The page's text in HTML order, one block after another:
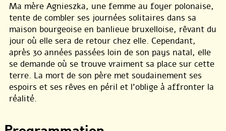
Ma mère Agnieszka, une femme au foyer polonaise,
tente de combler ses journées solitaires dans sa
maison bourgeoise en banlieue bruxelloise, rêvant du
jour où elle sera de retour chez elle. Cependant,
après 30 années passées loin de son pays natal, elle
se demande où se trouve vraiment sa place sur cette
terre. La mort de son père met soudainement ses
espoirs et ses rêves en péril et l’oblige à affronter la
réalité.